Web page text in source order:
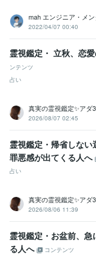
Wix:10年 JIMDO:3年
Word:25年Canva:3年
Oracle NetSuite:6年
得意分野
悩み相談・カウンセリン
学習指導・資格・キャリ
時間の棚卸
ジャーナリ
学歴
某国立大学
mah エンジニア・メ
2022/04/07 00:40
霊視鑑定・ 立秋、恋
ンテンツ
占い
真実の霊視鑑定✨アダ
2026/08/07 02:45
霊視鑑定・帰省しな
罪悪感が出てくる人へ
占い
真実の霊視鑑定✨アダ
2026/08/06 11:39
霊視鑑定・お盆前、
る人へ
コンテンツ